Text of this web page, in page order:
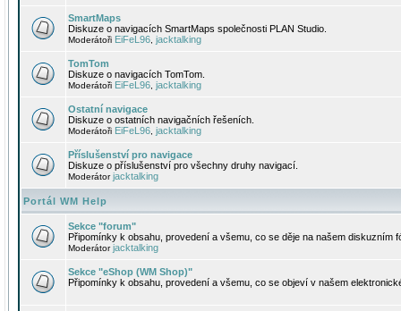
SmartMaps
Diskuze o navigacích SmartMaps společnosti PLAN Studio.
Moderátoři EiFeL96 jacktalking
TomTom
Diskuze o navigacích TomTom.
Moderátoři EiFeL96 jacktalking
Ostatní navigace
Diskuze o ostatních navigačních řešeních.
Moderátoři EiFeL96 jacktalking
Příslušenství pro navigace
Diskuze o příslušenství pro všechny druhy navigací.
Moderátorjacktalking
Portál WM Help
Sekce "forum"
Připomínky k obsahu, provedení a všemu, co se děje na našem diskuzním
Moderátorjacktalking
Sekce "eShop (WM Shop)"
Připomínky k obsahu, provedení a všemu, co se objeví v našem